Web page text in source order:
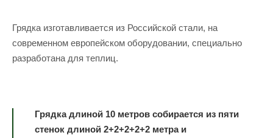
Грядка изготавливается из Российской стали, на
современном европейском оборудовании, специально
разработана для теплиц.
Грядка длиной 10 метров собирается из пяти
стенок длиной 2+2+2+2+2 метра и